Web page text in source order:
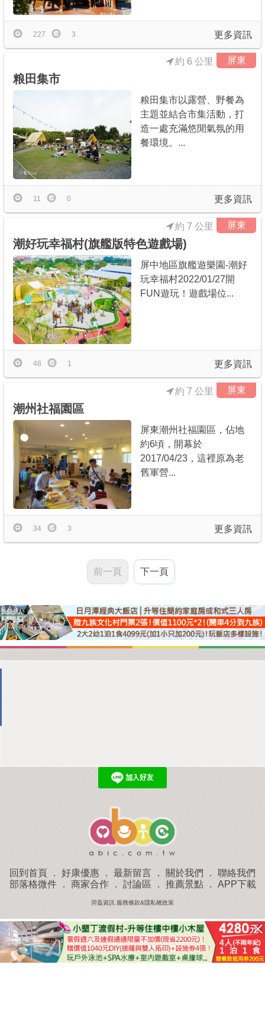
更多資訊
227 3
屏東
約 6 公里
粮田集市
粮田集市以露營、野餐為
主題並結合市集活動，打
造一處充滿悠閒氣氛的用
餐環境。...
更多資訊
11 0
屏東
約 7 公里
潮好玩幸福村(旗艦版特色遊戲場)
屏中地區旗艦遊樂園-潮好
玩幸福村2022/01/27開
FUN遊玩！遊戲場位...
更多資訊
48 1
屏東
約 7 公里
潮州社福園區
屏東潮州社福園區，佔地
約6頃，開幕於
2017/04/23，這裡原為老
舊軍營...
更多資訊
34 3
前一頁 下一頁
回到首頁 ． 好康優惠 ． 最新留言 ． 關於我們 ． 聯絡我們
部落格微件． 商家合作． 討論區 ． 推薦景點． APP下載
羿磊資訊 服務條款&隱私權政策